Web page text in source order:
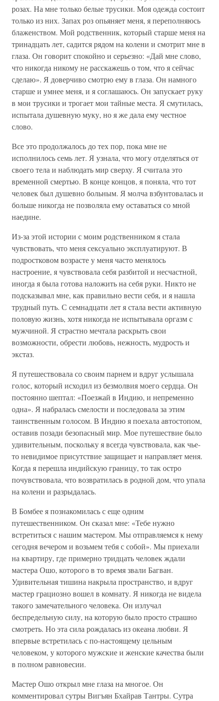
розах. На мне только белые трусики. Моя одежда состоит
только из них. Запах роз опьяняет меня, я переполняюсь
блаженством. Мой родственник, который старше меня на
тринадцать лет, садится рядом на колени и смотрит мне в
глаза. Он говорит спокойно и серьезно: «Дай мне слово,
что никогда никому не расскажешь о том, что я сейчас
сделаю». Я доверчиво смотрю ему в глаза. Он намного
старше и умнее меня, и я соглашаюсь. Он запускает руку
в мои трусики и трогает мои тайные места. Я смутилась,
испытала душевную муку, но я же дала ему честное
слово.
Все это продолжалось до тех пор, пока мне не
исполнилось семь лет. Я узнала, что могу отделяться от
своего тела и наблюдать мир сверху. Я считала это
временной смертью. В конце концов, я поняла, что тот
человек был душевно больным. Я молча взбунтовалась и
больше никогда не позволяла ему оставаться со мной
наедине.
Из-за этой истории с моим родственником я стала
чувствовать, что меня сексуально эксплуатируют. В
подростковом возрасте у меня часто менялось
настроение, я чувствовала себя разбитой и несчастной,
иногда я была готова наложить на себя руки. Никто не
подсказывал мне, как правильно вести себя, и я нашла
трудный путь. С семнадцати лет я стала вести активную
половую жизнь, хотя никогда не испытывала оргазм с
мужчиной. Я страстно мечтала раскрыть свои
возможности, обрести любовь, нежность, мудрость и
экстаз.
Я путешествовала со своим парнем и вдруг услышала
голос, который исходил из безмолвия моего сердца. Он
постоянно шептал: «Поезжай в Индию, и непременно
одна». Я набралась смелости и последовала за этим
таинственным голосом. В Индию я поехала автостопом,
оставив позади безопасный мир. Мое путешествие было
удивительным, поскольку я всегда чувствовала, как чье-
то невидимое присутствие защищает и направляет меня.
Когда я перешла индийскую границу, то так остро
почувствовала, что возвратилась в родной дом, что упала
на колени и разрыдалась.
В Бомбее я познакомилась с еще одним
путешественником. Он сказал мне: «Тебе нужно
встретиться с нашим мастером. Мы отправляемся к нему
сегодня вечером и возьмем тебя с собой». Мы приехали
на квартиру, где примерно тридцать человек ждали
мастера Ошо, которого в то время звали Багван.
Удивительная тишина накрыла пространство, и вдруг
мастер грациозно вошел в комнату. Я никогда не видела
такого замечательного человека. Он излучал
беспредельную силу, на которую было просто страшно
смотреть. Но эта сила рождалась из океана любви. Я
впервые встретилась с по-настоящему цельным
человеком, у которого мужские и женские качества были
в полном равновесии.
Мастер Ошо открыл мне глаза на многое. Он
комментировал сутры Вигъян Бхайрав Тантры. Сутра